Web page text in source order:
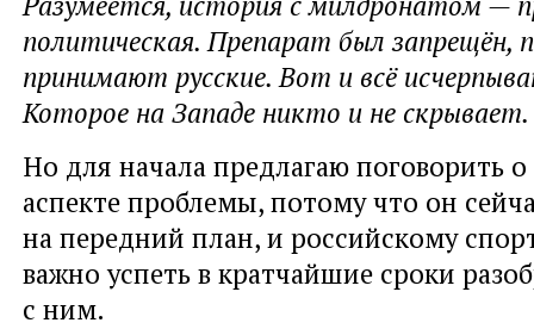
политическая. Препарат был запрещён,
принимают русские. Вот и всё
Которое на Западе никто и не скрывает.
Но для начала предлагаю поговорить
аспекте проблемы, потому что он
на передний план, и российскому
важно успеть в кратчайшие сроки
с ним.